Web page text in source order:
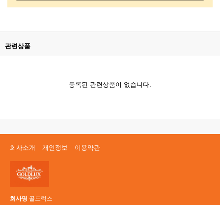
관련상품
등록된 관련상품이 없습니다.
회사소개 개인정보 이용약관
회사명 골드럭스